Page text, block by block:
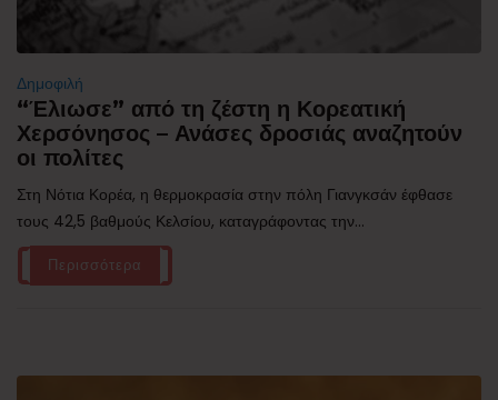
Δημοφιλή
“Έλιωσε” από τη ζέστη η Κορεατική
Χερσόνησος – Ανάσες δροσιάς αναζητούν
οι πολίτες
Στη Νότια Κορέα, η θερμοκρασία στην πόλη Γιανγκσάν έφθασε
τους 42,5 βαθμούς Κελσίου, καταγράφοντας την...
Περισσότερα